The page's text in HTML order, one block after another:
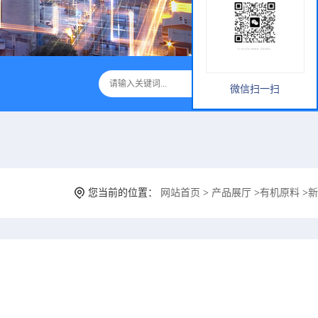
您当前的位置： 网站首页 > 产品展厅 >有机原料 >
微信扫一扫